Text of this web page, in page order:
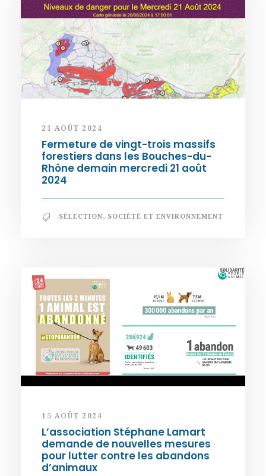
21 AOÛT 2024
Fermeture de vingt-trois massifs
forestiers dans les Bouches-du-
Rhône demain mercredi 21 août
2024
SÉLECTION, SOCIÉTÉ ET ENVIRONNEMENT
15 AOÛT 2024
L’association Stéphane Lamart
demande de nouvelles mesures
pour lutter contre les abandons
d’animaux